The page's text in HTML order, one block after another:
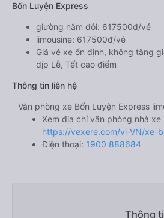
Bốn Luyện Express
giường nằm đôi: 617500đ/vé
limousine: 617500đ/vé
Giá vé xe ổn định, không tăng
dịp Lễ, Tết cao điểm
Thông tin liên hệ
Văn phòng xe Bốn Luyện Express
Xem địa chỉ văn phòng nhà xe
https://vexere.com/vi-VN/xe-
Điện thoại: 1900 888684
Thông